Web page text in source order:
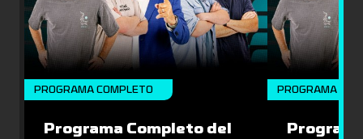
PROGRAMA COMPLETO
Programa Completo del
PROGRAMA